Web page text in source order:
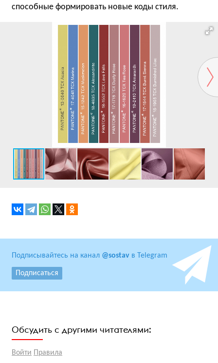
способные формировать новые коды стиля.
Подписывайтесь на канал @sostav в Telegram
Подписаться
Обсудить с другими читателями:
Войти Правила